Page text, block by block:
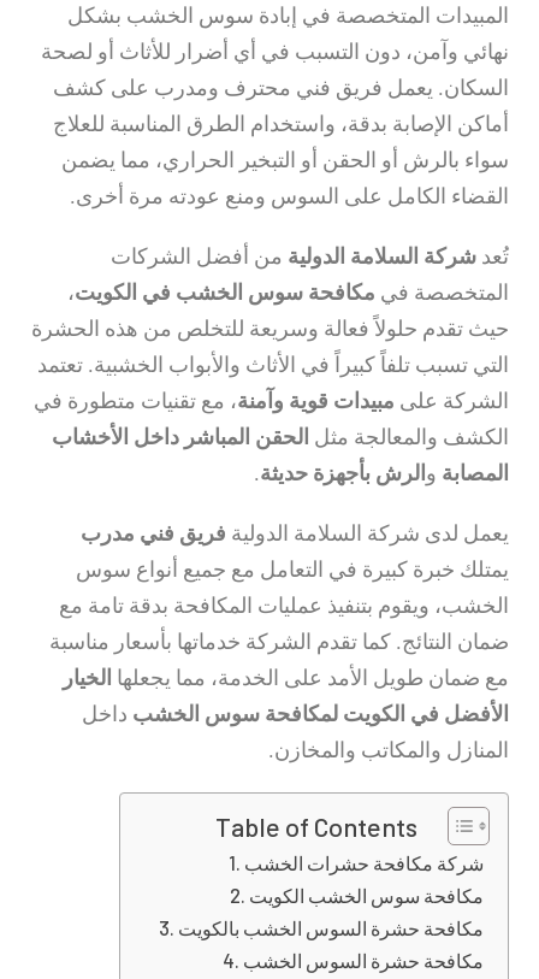
المبيدات المتخصصة في إبادة سوس الخشب بشكل
نهائي وآمن، دون التسبب في أي أضرار للأثاث أو لصحة
السكان. يعمل فريق فني محترف ومدرب على كشف
أماكن الإصابة بدقة، واستخدام الطرق المناسبة للعلاج
سواء بالرش أو الحقن أو التبخير الحراري، مما يضمن
القضاء الكامل على السوس ومنع عودته مرة أخرى.
تُعد شركة السلامة الدولية من أفضل الشركات
المتخصصة في مكافحة سوس الخشب في الكويت،
حيث تقدم حلولاً فعالة وسريعة للتخلص من هذه الحشرة
التي تسبب تلفاً كبيراً في الأثاث والأبواب الخشبية. تعتمد
الشركة على مبيدات قوية وآمنة، مع تقنيات متطورة في
الكشف والمعالجة مثل الحقن المباشر داخل الأخشاب
المصابة والرش بأجهزة حديثة.
يعمل لدى شركة السلامة الدولية فريق فني مدرب
يمتلك خبرة كبيرة في التعامل مع جميع أنواع سوس
الخشب، ويقوم بتنفيذ عمليات المكافحة بدقة تامة مع
ضمان النتائج. كما تقدم الشركة خدماتها بأسعار مناسبة
مع ضمان طويل الأمد على الخدمة، مما يجعلها الخيار
الأفضل في الكويت لمكافحة سوس الخشب داخل
المنازل والمكاتب والمخازن.
Table of Contents
شركة مكافحة حشرات الخشب
مكافحة سوس الخشب الكويت
مكافحة حشرة السوس الخشب بالكويت
مكافحة حشرة السوس الخشب